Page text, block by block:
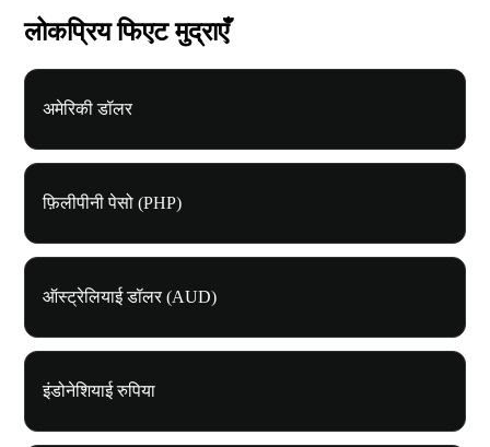
लोकप्रिय फिएट मुद्राएँ
अमेरिकी डॉलर
फ़िलीपीनी पेसो (PHP)
ऑस्ट्रेलियाई डॉलर (AUD)
इंडोनेशियाई रुपिया